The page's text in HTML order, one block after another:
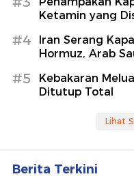
Ketamin yang
#4
Iran Serang
Hormuz, Arab
#5
Kebakaran
Ditutup Total
Lihat
Berita Terkini